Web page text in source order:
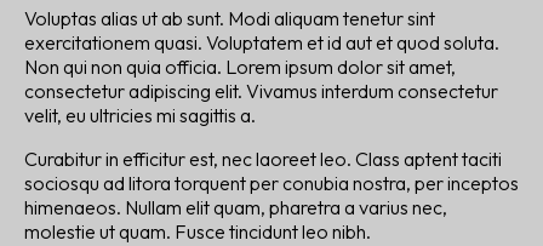
Voluptas alias ut ab sunt. Modi aliquam tenetur sint
exercitationem quasi. Voluptatem et id aut et quod soluta.
Non qui non quia officia. Lorem ipsum dolor sit amet,
consectetur adipiscing elit. Vivamus interdum consectetur
velit, eu ultricies mi sagittis a.
Curabitur in efficitur est, nec laoreet leo. Class aptent taciti
sociosqu ad litora torquent per conubia nostra, per inceptos
himenaeos. Nullam elit quam, pharetra a varius nec,
molestie ut quam. Fusce tincidunt leo nibh.